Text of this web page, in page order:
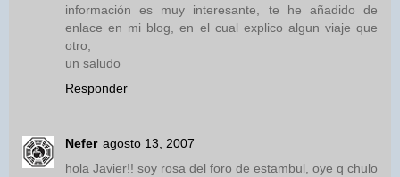
información es muy interesante, te he añadido de
enlace en mi blog, en el cual explico algun viaje que
otro,
un saludo
Responder
Nefer agosto 13, 2007
hola Javier!! soy rosa del foro de estambul, oye q chulo